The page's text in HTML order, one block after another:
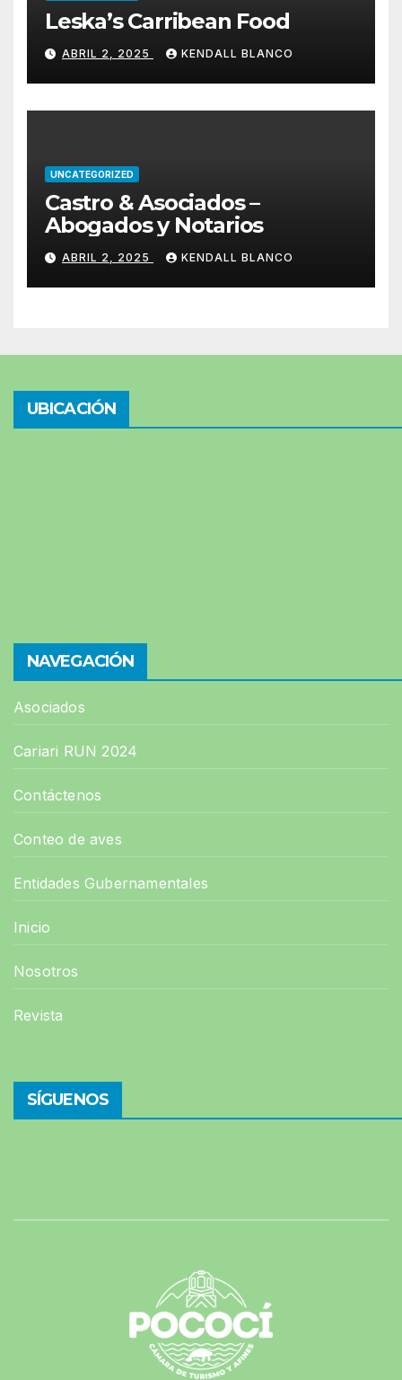
Leska’s Carribean Food
ABRIL 2, 2025 KENDALL BLANCO
UNCATEGORIZED
Castro & Asociados –
Abogados y Notarios
ABRIL 2, 2025 KENDALL BLANCO
UBICACIÓN
NAVEGACIÓN
Asociados
Cariari RUN 2024
Contáctenos
Conteo de aves
Entidades Gubernamentales
Inicio
Nosotros
Revista
SÍGUENOS